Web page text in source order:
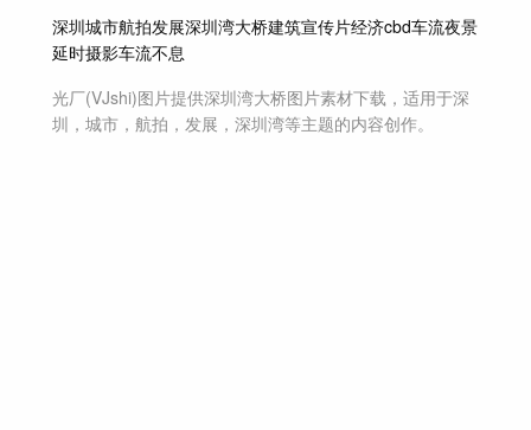
深圳城市航拍发展深圳湾大桥建筑宣传片经济cbd车流夜景
延时摄影车流不息
光厂(VJshi)图片提供深圳湾大桥图片素材下载，适用于深
圳，城市，航拍，发展，深圳湾等主题的内容创作。